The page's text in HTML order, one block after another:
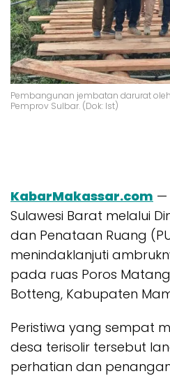
Pembangunan jembatan darurat
Pemprov Sulbar. (Dok: Ist)
KabarMakassar.com —
Sulawesi Barat melalui
dan Penataan Ruang
menindaklanjuti
pada ruas Poros
Botteng, Kabupaten
Peristiwa yang sempat
desa terisolir tersebut
perhatian dan